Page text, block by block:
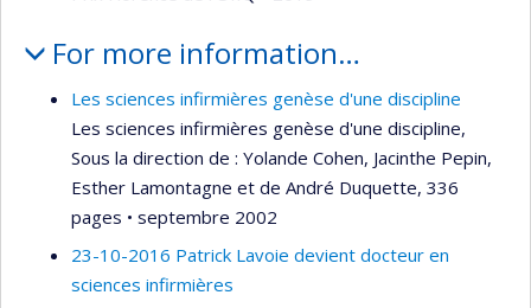
For more information…
Les sciences infirmières genèse d'une discipline
Les sciences infirmières genèse d'une discipline,
Sous la direction de : Yolande Cohen, Jacinthe Pepin,
Esther Lamontagne et de André Duquette, 336
pages • septembre 2002
23-10-2016 Patrick Lavoie devient docteur en
sciences infirmières